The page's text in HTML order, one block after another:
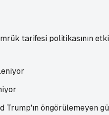
tarifesi politikasının
Trump'ın öngörülemeyen